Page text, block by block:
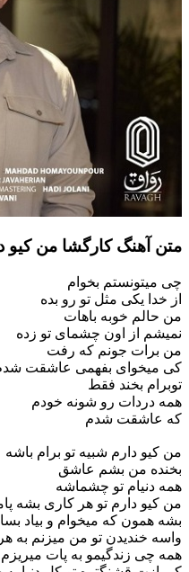
کارگشا من کیو دارم
بخوام
یکی مثل تو رو بده
خوبه باهات
از اون چشمای تو زده
جونم که رفت
بفهمی عاشقت شدم
بخند فقط
رو شونه خودم
شدم
دارم شبیه تو برام باشه
من بشم عاشق
تو چشماشه
دارم تو هر کاری بشه پامو
که میخوام و بیاد بسازه
خندیدن تو من میزنم به هر دری
زندگیمو به پات میریزم که